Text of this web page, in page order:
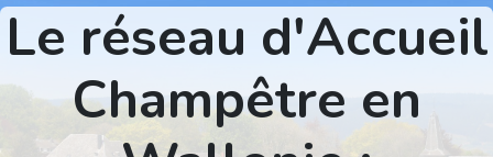
Le réseau d'Accueil
Champêtre en